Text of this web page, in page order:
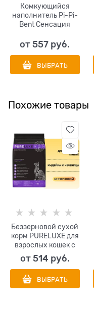
Комкующийся
наполнитель Pi-Pi-
Bent Сенсация
от557 руб.
ВЫБРАТЬ
Похожие товары
Беззерновой сухой
корм PURELUXE для
взрослых кошек с
индейкой и
чечевицей
от 514 руб.
ВЫБРАТЬ